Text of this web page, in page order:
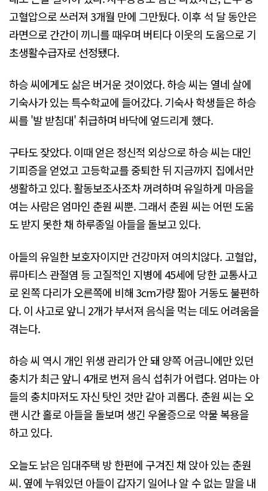
고혈압으로 쓰러져 3개월 만에 그만뒀다. 이후 석 달 동안은
라면으로 간간이 끼니를 때우며 버티다 이웃의 도움으로 기
초생활수급자로 선정됐다.
하승 씨에게도 삶은 버거운 것이었다. 하승 씨는 열네 살에
기숙사가 있는 특수학교에 들어갔다. 기숙사 학생들은 하승
씨를 '발 받침대' 취급하며 바닥에 엎드리게 했다.
구타도 잦았다. 이때 얻은 정신적 외상으로 하승 씨는 대인
기피증을 얻었고 고등학교를 중퇴한 뒤 지금까지 집에서만
생활하고 있다. 활동보조사조차 꺼려하며 유일하게 마음을
여는 사람은 엄마인 춘원 씨뿐. 그래서 춘원 씨는 어떤 도움
도 받지 못한 채 하루종일 아들을 돌보고 있다.
아들의 유일한 보호자이지만 건강마저 여의치않다. 고혈압,
류마티스 관절염 등 고질적인 지병에 45세에 당한 교통사고
로 왼쪽 다리가 오른쪽에 비해 3cm가량 짧아 거동도 불편하
다. 이 사고로 앞니 2개가 부서져 음식을 먹는 데도 어려움을
겪는다.
하승 씨 역시 개인 위생 관리가 안 돼 양쪽 어금니에만 있던
충치가 최근 앞니 4개로 번져 음식 섭취가 어렵다. 엄마는 아
들의 충치마저도 자신 탓인 것만 같아 괴롭다. 춘원 씨는 오
랜 시간 홀로 아들을 돌보며 생긴 우울증으로 약물 복용을
하고 있다.
오늘도 낡은 임대주택 방 한편에 구겨진 채 앉아 있는 춘원
씨. 옆에 누워있던 아들이 갑자기 일어나 알 수 없는 말을 내